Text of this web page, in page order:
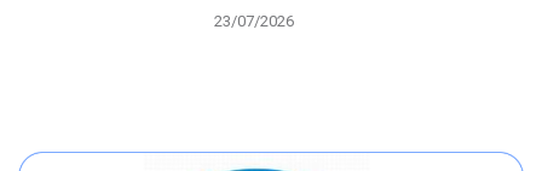
23/07/2026